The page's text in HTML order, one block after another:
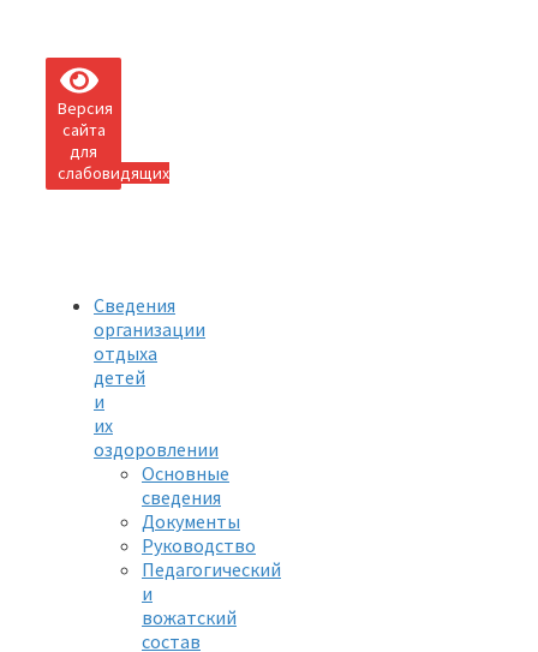
Версия
сайта
для
слабовидящих
Сведения
организации
отдыха
детей
и
их
оздоровлении
Основные
сведения
Документы
Руководство
Педагогический
и
вожатский
состав